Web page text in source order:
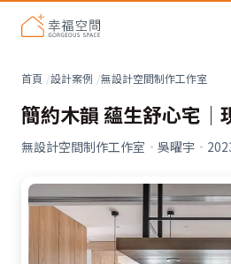
首頁 設計案例 無設計空間制作工作室
簡約木韻 蘊生舒心宅
無設計空間制作工作室 · 吳曜宇 ·